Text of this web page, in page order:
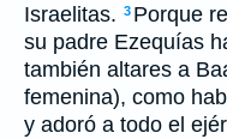
Israelitas. 3 Porque
su padre Ezequías
también altares a
femenina), como
y adoró a todo el